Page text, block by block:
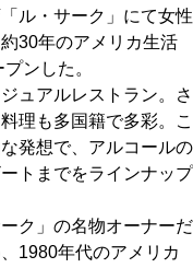
ル・サーク」にて女性
30年のアメリカ生活
ンした。
ュアルレストラン。さ
理も多国籍で多彩。こ
発想で、アルコールの
トまでをラインナップ
ク」の名物オーナーだ
1980年代のアメリカ